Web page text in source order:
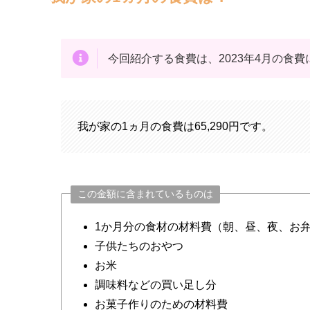
今回紹介する食費は、2023年4月の食費
我が家の1ヵ月の食費は65,290円です。
この金額に含まれているものは
1か月分の食材の材料費（朝、昼、夜、お弁
子供たちのおやつ
お米
調味料などの買い足し分
お菓子作りのための材料費